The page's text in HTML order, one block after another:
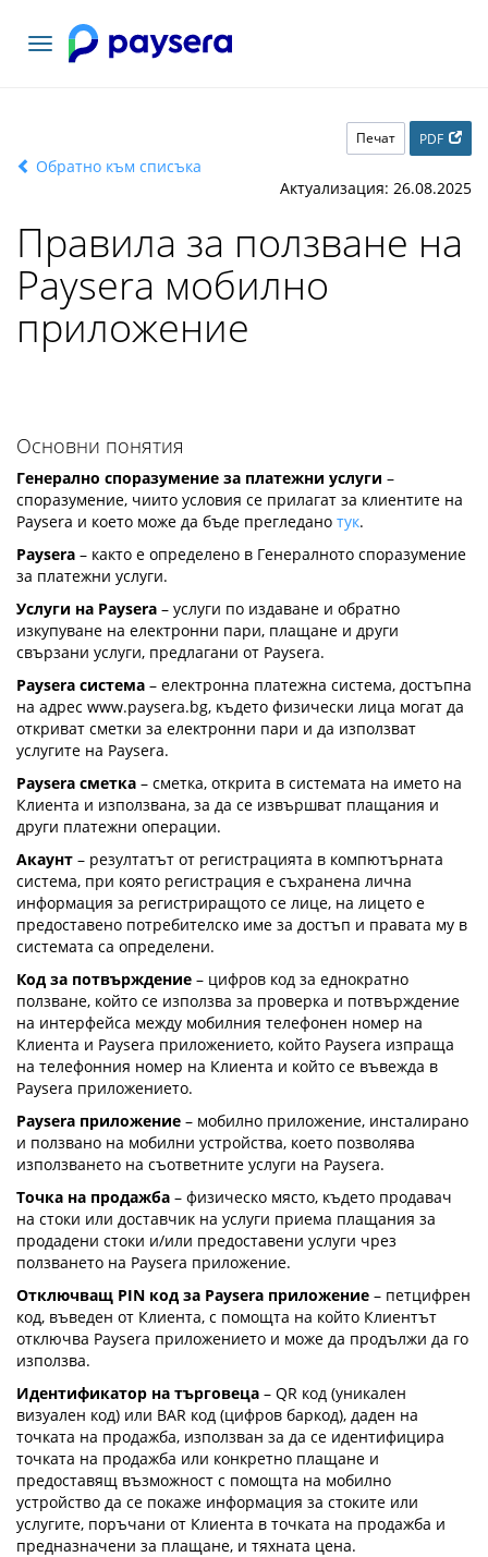
Включване
Печат PDF
Обратно към списъка
Актуализация: 26.08.2025
Правила за ползване на
Paysera мобилно
приложение
Основни понятия
Генерално споразумение за платежни услуги –
споразумение, чиито условия се прилагат за клиентите на
Paysera и което може да бъде прегледано тук.
Paysera – както е определено в Генералното споразумение
за платежни услуги.
Услуги на Paysera – услуги по издаване и обратно
изкупуване на електронни пари, плащане и други
свързани услуги, предлагани от Paysera.
Paysera система – електронна платежна система, достъпна
на адрес www.paysera.bg, където физически лица могат да
откриват сметки за електронни пари и да използват
услугите на Paysera.
Paysera сметка – сметка, открита в системата на името на
Клиента и използвана, за да се извършват плащания и
други платежни операции.
Акаунт – резултатът от регистрацията в компютърната
система, при която регистрация е съхранена лична
информация за регистриращото се лице, на лицето е
предоставено потребителско име за достъп и правата му в
системата са определени.
Код за потвърждение – цифров код за еднократно
ползване, който се използва за проверка и потвърждение
на интерфейса между мобилния телефонен номер на
Клиента и Paysera приложението, който Paysera изпраща
на телефонния номер на Клиента и който се въвежда в
Paysera приложението.
Paysera приложение – мобилно приложение, инсталирано
и ползвано на мобилни устройства, което позволява
използването на съответните услуги на Paysera.
Точка на продажба – физическо място, където продавач
на стоки или доставчик на услуги приема плащания за
продадени стоки и/или предоставени услуги чрез
ползването на Paysera приложение.
Отключващ PIN код за Paysera приложение – петцифрен
код, въведен от Клиента, с помощта на който Клиентът
отключва Paysera приложението и може да продължи да го
използва.
Идентификатор на търговеца – QR код (уникален
визуален код) или BAR код (цифров баркод), даден на
точката на продажба, използван за да се идентифицира
точката на продажба или конкретно плащане и
предоставящ възможност с помощта на мобилно
устройство да се покаже информация за стоките или
услугите, поръчани от Клиента в точката на продажба и
предназначени за плащане, и тяхната цена.